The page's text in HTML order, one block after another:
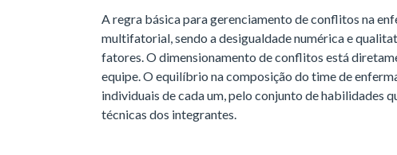
A regra básica para gerenciamento de conflitos na
multifatorial, sendo a desigualdade numérica e
fatores. O dimensionamento de conflitos está
equipe. O equilíbrio na composição do time de
individuais de cada um, pelo conjunto de habilidades
técnicas dos integrantes.